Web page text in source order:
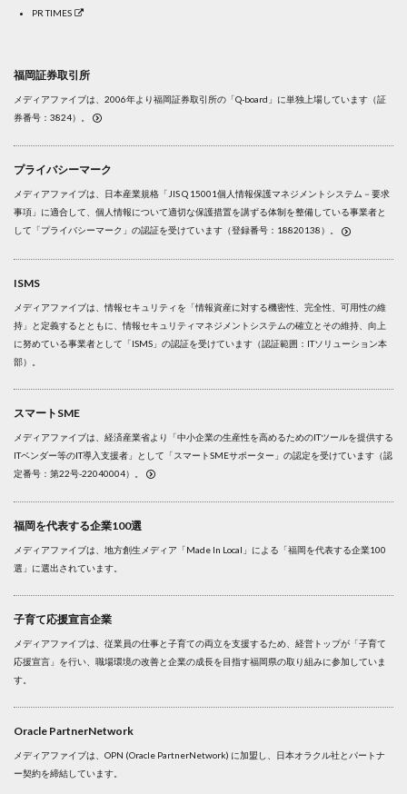
PR TIMES
福岡証券取引所
メディアファイブは、2006年より福岡証券取引所の「Q-board」に単独上場しています（証
券番号：3824）。
プライバシーマーク
メディアファイブは、日本産業規格「JIS Q 15001個人情報保護マネジメントシステム－要求
事項」に適合して、個人情報について適切な保護措置を講ずる体制を整備している事業者と
して「プライバシーマーク」の認証を受けています（登録番号：18820138）。
ISMS
メディアファイブは、情報セキュリティを「情報資産に対する機密性、完全性、可用性の維
持」と定義するとともに、情報セキュリティマネジメントシステムの確立とその維持、向上
に努めている事業者として「ISMS」の認証を受けています（認証範囲：ITソリューション本
部）。
スマートSME
メディアファイブは、経済産業省より「中小企業の生産性を高めるためのITツールを提供する
ITベンダー等のIT導入支援者」として「スマートSMEサポーター」の認定を受けています（認
定番号：第22号-22040004）。
福岡を代表する企業100選
メディアファイブは、地方創生メディア「Made In Local」による「福岡を代表する企業100
選」に選出されています。
子育て応援宣言企業
メディアファイブは、従業員の仕事と子育ての両立を支援するため、経営トップが「子育て
応援宣言」を行い、職場環境の改善と企業の成長を目指す福岡県の取り組みに参加していま
す。
Oracle PartnerNetwork
メディアファイブは、OPN (Oracle PartnerNetwork) に加盟し、日本オラクル社とパートナ
ー契約を締結しています。